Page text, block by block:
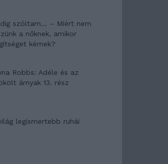
szóltam… – Miért nem
a nőknek, amikor
kérnek?
Robbs: Adéle és az
árnyak 13. rész
legismertebb ruhái